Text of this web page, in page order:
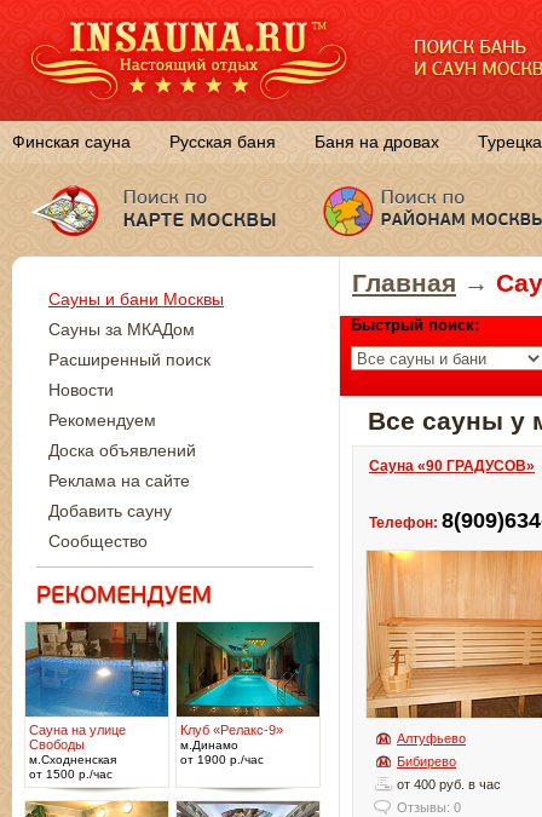
Финская сауна Русская баня Баня на дровах
Главная →
Быстрый поиск:
Все сауны у
Сауна «90 ГРАДУСОВ»
Телефон:
Алтуфьево
Бибирево
от 400 руб. в час
Отзывы: 0
Сауны и бани Москвы
Сауны за МКАДом
Расширенный поиск
Новости
Рекомендуем
Доска объявлений
Реклама на сайте
Добавить сауну
Сообщество
Сауна на улице
Свободы
м.Сходненская
от 1500 р./час
Клуб «Релакс-9»
м.Динамо
от 1900 р./час